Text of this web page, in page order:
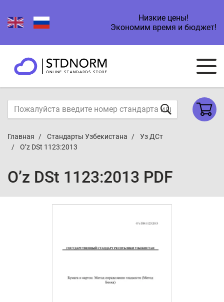
Низкие цены!
Экономим время и бюджет!
Главная Стандарты Узбекистана
Уз ДСт
O’z DSt 1123:2013
O’z DSt 1123:2013 PDF